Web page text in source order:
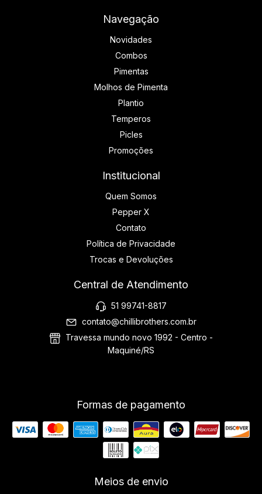
Navegação
Novidades
Combos
Pimentas
Molhos de Pimenta
Plantio
Temperos
Picles
Promoções
Institucional
Quem Somos
Pepper X
Contato
Política de Privacidade
Trocas e Devoluções
Central de Atendimento
51 99741-8817
contato@chillibrothers.com.br
Travessa mundo novo 1992 - Centro -
Maquiné/RS
Formas de pagamento
Meios de envio